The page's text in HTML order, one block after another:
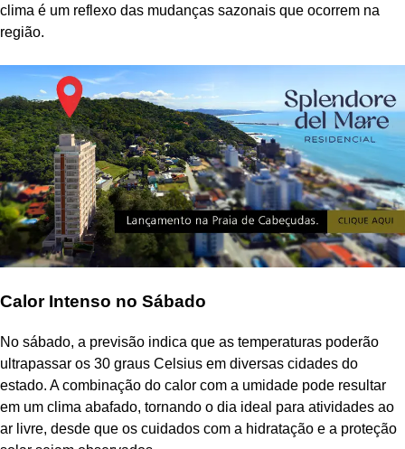
clima é um reflexo das mudanças sazonais que ocorrem na
região.
Calor Intenso no Sábado
No sábado, a previsão indica que as temperaturas poderão
ultrapassar os 30 graus Celsius em diversas cidades do
estado. A combinação do calor com a umidade pode resultar
em um clima abafado, tornando o dia ideal para atividades ao
ar livre, desde que os cuidados com a hidratação e a proteção